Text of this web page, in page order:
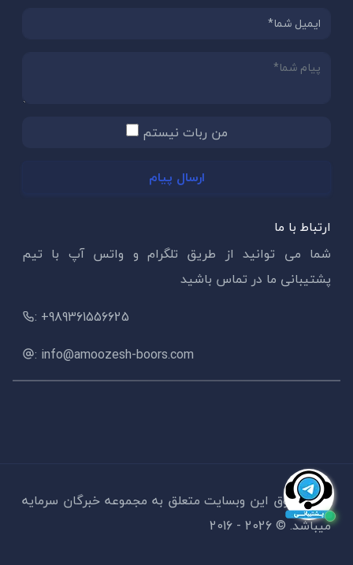
من ربات نیستم
ارسال پیام
ارتباط با ما
شما می توانید از طریق تلگرام و واتس آپ با تیم
پشتیبانی ما در تماس باشید
: +989361556625
: info@amoozesh-boors.com
کلیه حقوق این وبسایت متعلق به مجموعه خبرگان سرمایه
میباشد. ©2026 - 2016